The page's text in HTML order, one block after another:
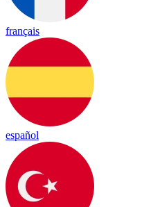
français
español